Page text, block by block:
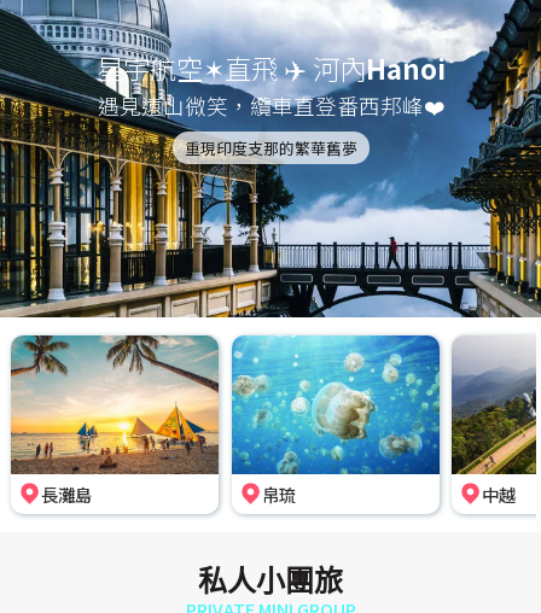
星宇航空✶直飛 ✈️ 河內Hanoi
遇見遠山微笑，纜車直登番西邦峰❤️
重現印度支那的繁華舊夢
長灘島 帛琉 中越
私人小團旅